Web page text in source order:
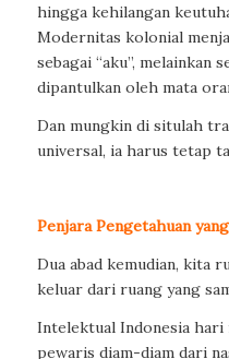
hingga kehilangan
Modernitas kolonial
sebagai “aku”, melainkan
dipantulkan oleh mata
Dan mungkin di situlah
universal, ia harus tetap
Penjara Pengetahuan
Dua abad kemudian, kita
keluar dari ruang yang
Intelektual Indonesia
pewaris diam-diam dari